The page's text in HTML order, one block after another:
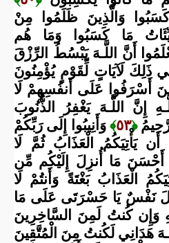
وَالَّذِينَ ظَلَمُوا مِنْ
مَا كَسَبُوا وَمَا هُم
أَنَّ اللَّـهَ يَبْسُطُ الرِّزْقَ
ذَلِكَ لَآيَاتٍ لِّقَوْمٍ يُؤْمِنُونَ
أَسْرَفُوا عَلَى أَنفُسِهِمْ لَا
إِنَّ اللَّـهَ يَغْفِرُ الذُّنُوبَ
﴿٥٣﴾ وَأَنِيبُوا إِلَى رَبِّكُمْ
يَأْتِيَكُمُ الْعَذَابُ ثُمَّ لَا
أَحْسَنَ مَا أُنزِلَ إِلَيْكُم مِّن
الْعَذَابُ بَغْتَةً وَأَنتُمْ لَا
نَفْسٌ يَا حَسْرَتَى عَلَى مَا
كُنتُ لَمِنَ السَّاخِرِينَ
هَدَانِي لَكُنتُ مِنَ الْمُتَّقِينَ